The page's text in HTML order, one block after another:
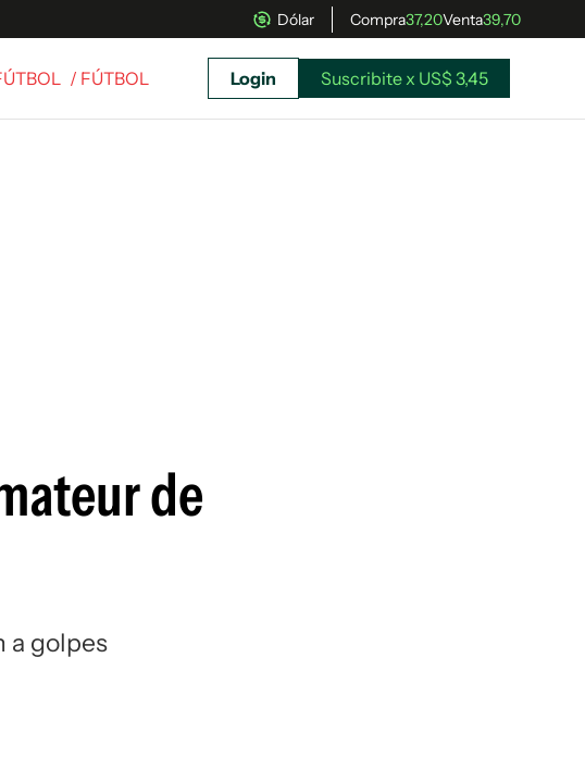
Dólar Compra37,20Venta39,70
/ FÚTBOL Login Suscribite x US$ 3,45
de
a golpes